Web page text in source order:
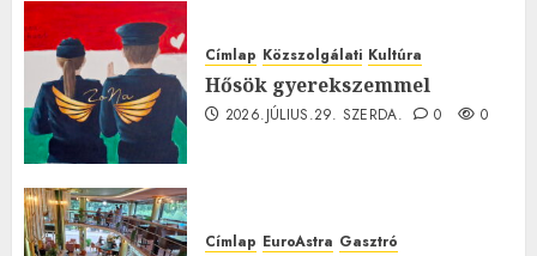
Címlap Közszolgálati Kultúra
Hősök gyerekszemmel
2026.JÚLIUS.29. SZERDA. 0 0
Címlap EuroAstra Gasztró